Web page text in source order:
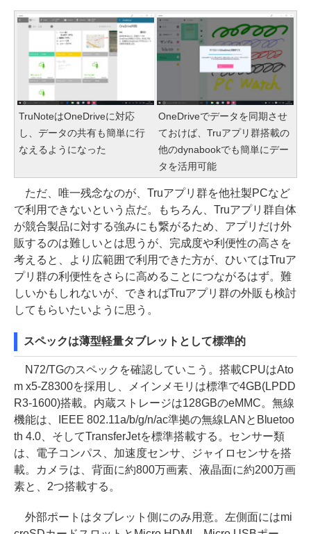
TruNoteはOneDriveに対応
し、データの共有も簡単に行
なえるようになった
OneDriveでデータを同期させ
ておけば、Truアプリ群搭載の
他のdynabookでも簡単にデー
タを活用可能
ただ、唯一残念なのが、Truアプリ群を他社製PCなど
で利用できないという点だ。もちろん、Truアプリ群自体
が競合製品に対する強みにも繋がるため、アプリだけ外
販するのは難しいとは思うが、完成度や利便性の高さを
考えると、より広範囲で利用できた方が、ひいてはTruア
プリ群の利便性をさらに高めることにつながるはず。難
しいかもしれないが、できればTruアプリ群の外販も検討
してもらいたいように思う。
スペックは薄型軽量タブレットとして標準的
N72/TGのスペックを確認していこう。搭載CPUはAto
m x5-Z8300を採用し、メインメモリは標準で4GB(LPDD
R3-1600)搭載。内蔵ストレージは128GBのeMMC。無線
機能は、IEEE 802.11a/b/g/n/ac準拠の無線LANとBluetoo
th 4.0、そしてTransferJetを標準搭載する。センサー類
は、電子コンパス、加速度センサ、ジャイロセンサを搭
載。カメラは、背面に約800万画素、液晶面に約200万画
素と、2つ搭載する。
外部ポートはタブレット側にのみ用意。左側面にはmi